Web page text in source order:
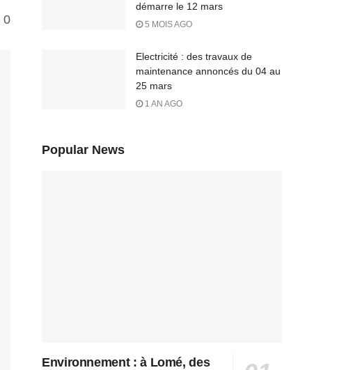
0
démarre le 12 mars
5 MOIS AGO
Electricité : des travaux de
maintenance annoncés du 04 au
25 mars
1 AN AGO
Popular News
Environnement : à Lomé, des